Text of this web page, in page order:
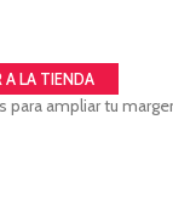
A LA TIENDA
ampliar tu